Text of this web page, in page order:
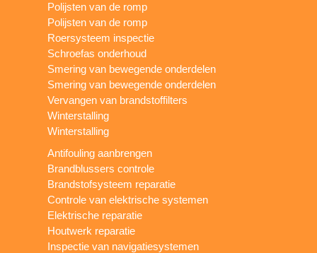
Polijsten van de romp
Polijsten van de romp
Roersysteem inspectie
Schroefas onderhoud
Smering van bewegende onderdelen
Smering van bewegende onderdelen
Vervangen van brandstoffilters
Winterstalling
Winterstalling
Antifouling aanbrengen
Brandblussers controle
Brandstofsysteem reparatie
Controle van elektrische systemen
Elektrische reparatie
Houtwerk reparatie
Inspectie van navigatiesystemen